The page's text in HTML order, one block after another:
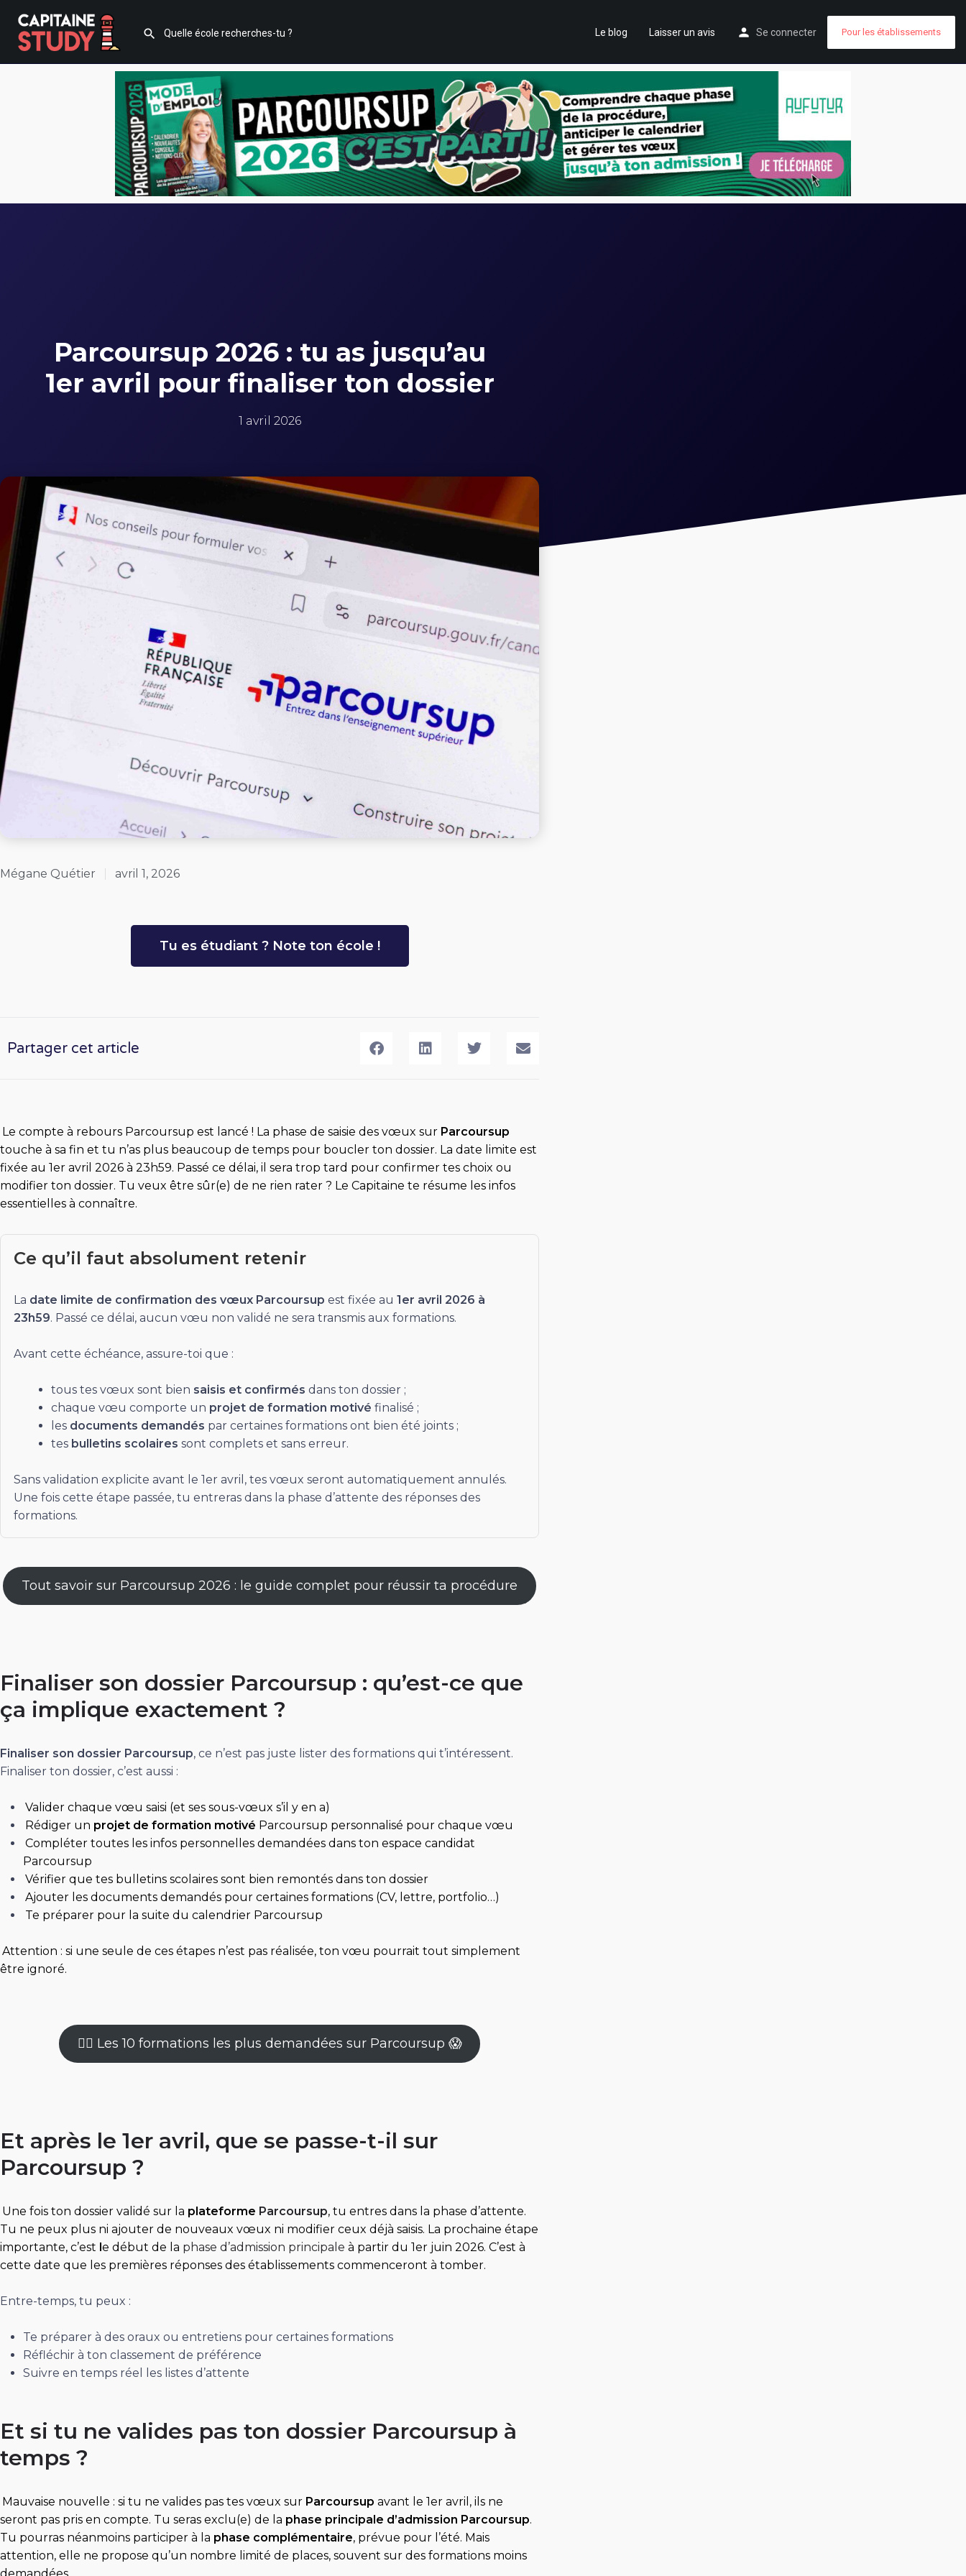
Le blog Laisser un avis Se connecter Pour les établissements
Parcoursup 2026 : tu as jusqu’au
1er avril pour finaliser ton dossier
1 avril 2026
Mégane Quétier avril 1, 2026
Tu es étudiant ? Note ton école !
Partager cet article
Le compte à rebours Parcoursup est lancé ! La phase de saisie des vœux sur Parcoursup
touche à sa fin et tu n’as plus beaucoup de temps pour boucler ton dossier. La date limite est
fixée au 1er avril 2026 à 23h59. Passé ce délai, il sera trop tard pour confirmer tes choix ou
modifier ton dossier. Tu veux être sûr(e) de ne rien rater ? Le Capitaine te résume les infos
essentielles à connaître.
Ce qu’il faut absolument retenir
La date limite de confirmation des vœux Parcoursup est fixée au 1er avril 2026 à
23h59. Passé ce délai, aucun vœu non validé ne sera transmis aux formations.
Avant cette échéance, assure-toi que :
tous tes vœux sont bien saisis et confirmés dans ton dossier ;
chaque vœu comporte un projet de formation motivé finalisé ;
les documents demandés par certaines formations ont bien été joints ;
tes bulletins scolaires sont complets et sans erreur.
Sans validation explicite avant le 1er avril, tes vœux seront automatiquement annulés.
Une fois cette étape passée, tu entreras dans la phase d’attente des réponses des
formations.
Tout savoir sur Parcoursup 2026 : le guide complet pour réussir ta procédure
Finaliser son dossier Parcoursup : qu’est-ce que
ça implique exactement ?
Finaliser son dossier Parcoursup, ce n’est pas juste lister des formations qui t’intéressent.
Finaliser ton dossier, c’est aussi :
Valider chaque vœu saisi (et ses sous-vœux s’il y en a)
Rédiger un projet de formation motivé Parcoursup personnalisé pour chaque vœu
Compléter toutes les infos personnelles demandées dans ton espace candidat
Parcoursup
Vérifier que tes bulletins scolaires sont bien remontés dans ton dossier
Ajouter les documents demandés pour certaines formations (CV, lettre, portfolio…)
Te préparer pour la suite du calendrier Parcoursup
Attention : si une seule de ces étapes n’est pas réalisée, ton vœu pourrait tout simplement
être ignoré.
👉🏻 Les 10 formations les plus demandées sur Parcoursup 😱
Et après le 1er avril, que se passe-t-il sur
Parcoursup ?
Une fois ton dossier validé sur la plateforme Parcoursup, tu entres dans la phase d’attente.
Tu ne peux plus ni ajouter de nouveaux vœux ni modifier ceux déjà saisis. La prochaine étape
importante, c’est e début de la phase d’admission principale à partir du 1er juin 2026. C’est à
cette date que les premières réponses des établissements commenceront à tomber.
Entre-temps, tu peux :
Te préparer à des oraux ou entretiens pour certaines formations
Réfléchir à ton classement de préférence
Suivre en temps réel les listes d’attente
Et si tu ne valides pas ton dossier Parcoursup à
temps ?
Mauvaise nouvelle : si tu ne valides pas tes vœux sur Parcoursup avant le 1er avril, ils ne
seront pas pris en compte. Tu seras exclu(e) de la phase principale d’admission Parcoursup.
Tu pourras néanmoins participer à la phase complémentaire, prévue pour l’été. Mais
attention, elle ne propose qu’un nombre limité de places, souvent sur des formations moins